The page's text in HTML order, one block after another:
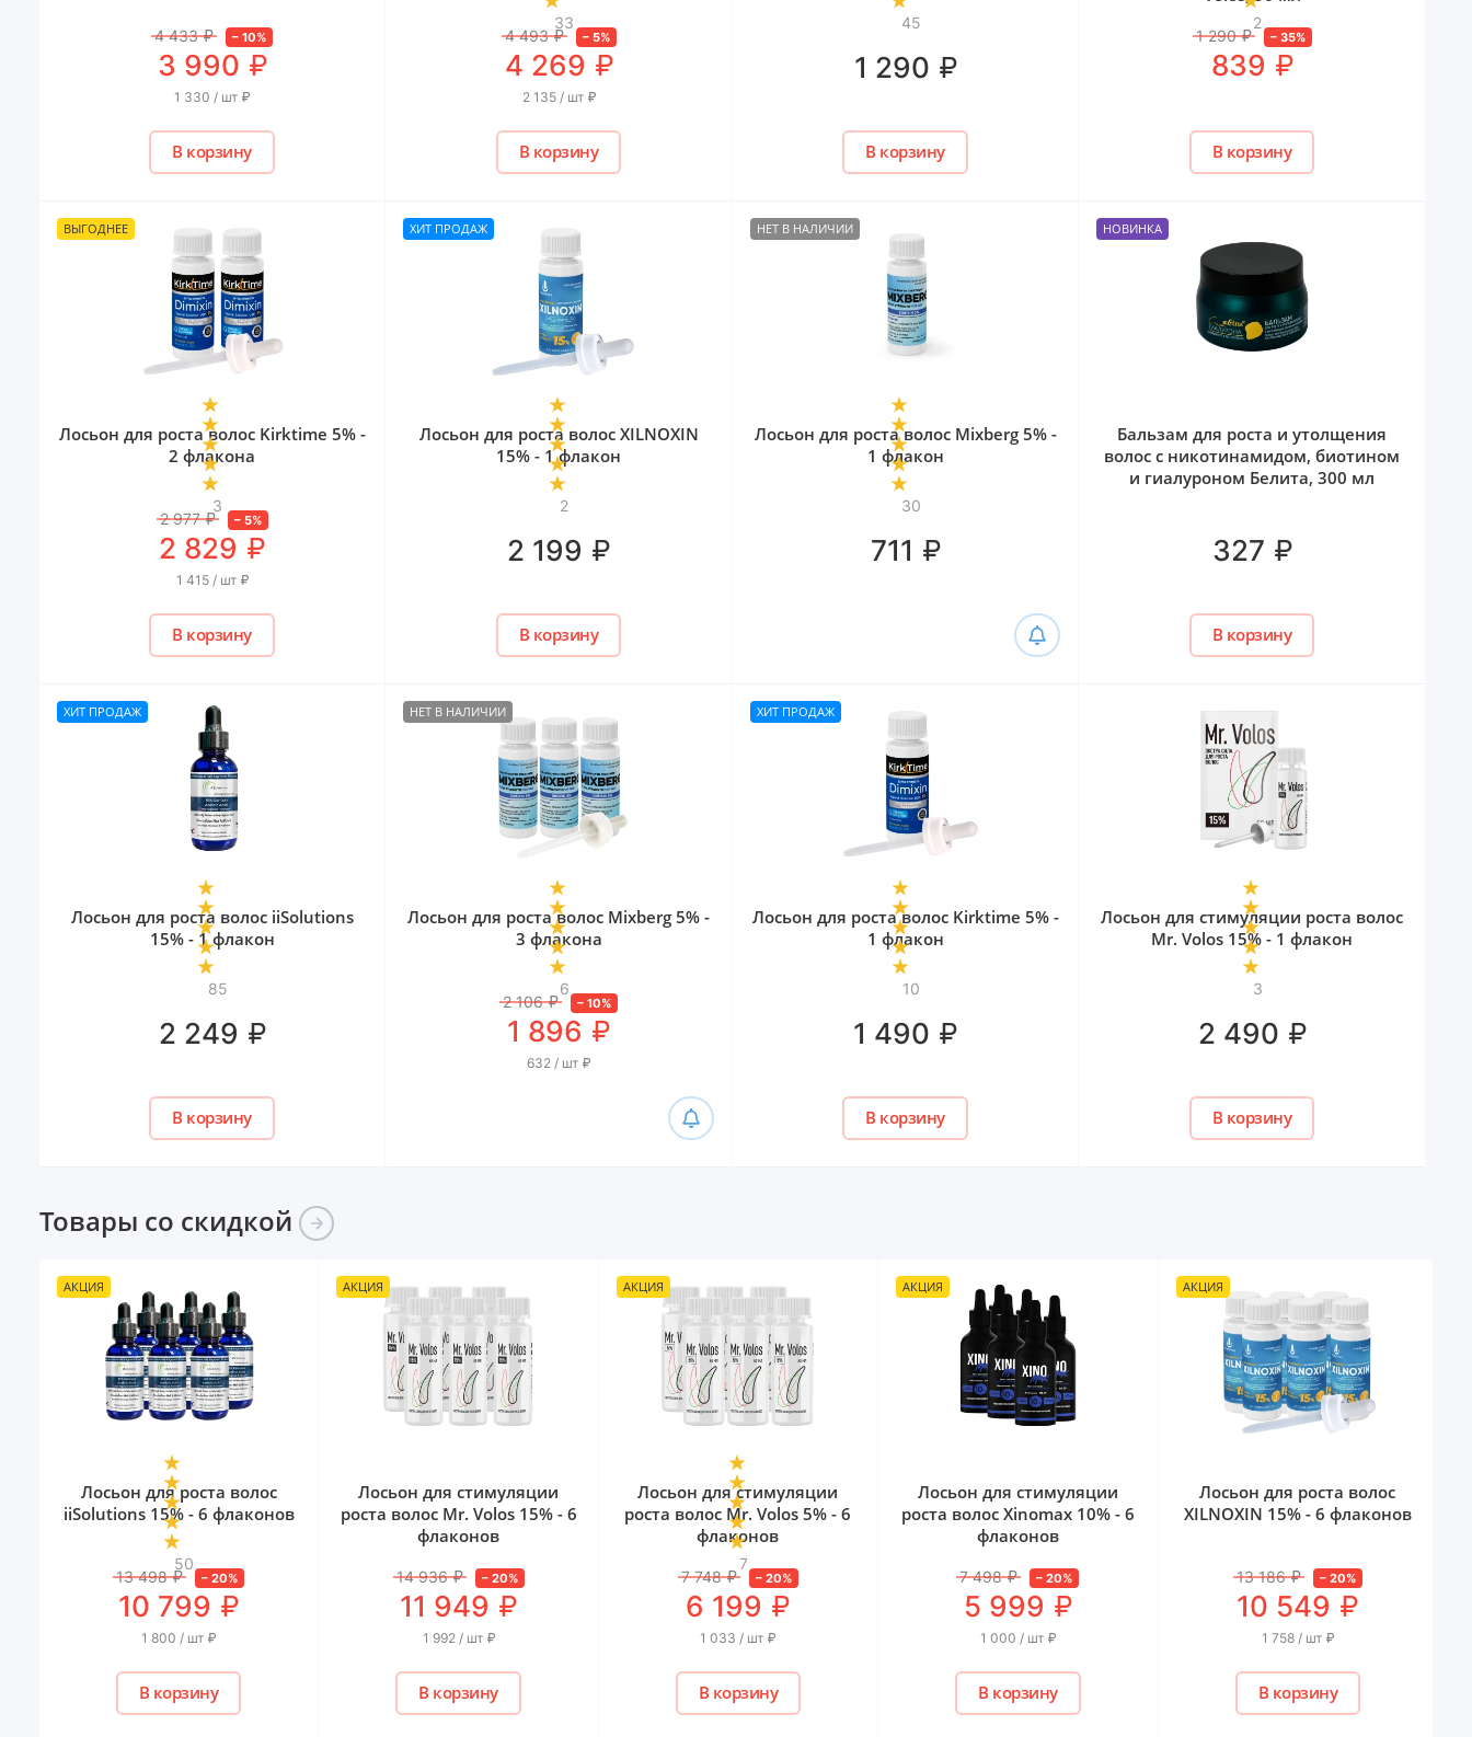
4 433 ₽ –10%
3 990 ₽
1 330 / шт ₽
В корзину
33
4 493 ₽ – 5%
4 269 ₽
2 135 / шт ₽
В корзину
45
1 290 ₽
В корзину
2
1 290 ₽ – 35%
839 ₽
В корзину
ВЫГОДНЕЕ
3
Лосьон для роста волос Kirktime 5% -
2 флакона
2 977 ₽ – 5%
2 829 ₽
1 415 / шт ₽
В корзину
ХИТ ПРОДАЖ
2
Лосьон для роста волос XILNOXIN
15% - 1 флакон
2 199 ₽
В корзину
НЕТ В НАЛИЧИИ
30
Лосьон для роста волос Mixberg 5% -
1 флакон
711 ₽
НОВИНКА
Бальзам для роста и утолщения
волос с никотинамидом, биотином
и гиалуроном Белита, 300 мл
327 ₽
В корзину
ХИТ ПРОДАЖ
85
Лосьон для роста волос iiSolutions
15% - 1 флакон
2 249 ₽
В корзину
НЕТ В НАЛИЧИИ
6
Лосьон для роста волос Mixberg 5% -
3 флакона
2 106 ₽ –10%
1 896 ₽
632 / шт ₽
ХИТ ПРОДАЖ
10
Лосьон для роста волос Kirktime 5% -
1 флакон
1 490 ₽
В корзину
3
Лосьон для стимуляции роста волос
Mr. Volos 15% - 1 флакон
2 490 ₽
В корзину
Товары со скидкой
АКЦИЯ
50
Лосьон для роста волос
iiSolutions 15% - 6 флаконов
13 498 ₽ –20%
10 799 ₽
1 800 / шт ₽
В корзину
АКЦИЯ
Лосьон для стимуляции
роста волос Mr. Volos 15% - 6
флаконов
14 936 ₽ – 20%
11 949 ₽
1 992 / шт ₽
В корзину
АКЦИЯ
7
Лосьон для стимуляции
роста волос Mr. Volos 5% - 6
флаконов
7 748 ₽ – 20%
6 199 ₽
1 033 / шт ₽
В корзину
АКЦИЯ
Лосьон для стимуляции
роста волос Xinomаx 10% - 6
флаконов
7 498 ₽ –20%
5 999 ₽
1 000 / шт ₽
В корзину
АКЦИЯ
Лосьон для роста волос
XILNOXIN 15% - 6 флаконов
13 186 ₽ – 20%
10 549 ₽
1 758 / шт ₽
В корзину